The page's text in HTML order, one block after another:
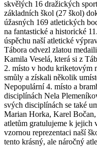
skvělých 16 dražických
základních škol (27 škol)
úžasných 169 atletických
na fantastické a historické
úspěchu naší atletické
Tábora odvezl zlatou
Kamila Veselá, která si z
2. místo v hodu kriketovým
smůly a získali několik
Nepopulární 4. místo a
disciplínách Nela
svých disciplínách se také
Marian Horka, Karel
atletům gratulujeme k jejich
vzornou reprezentaci naší
tento krásný, ale náročný